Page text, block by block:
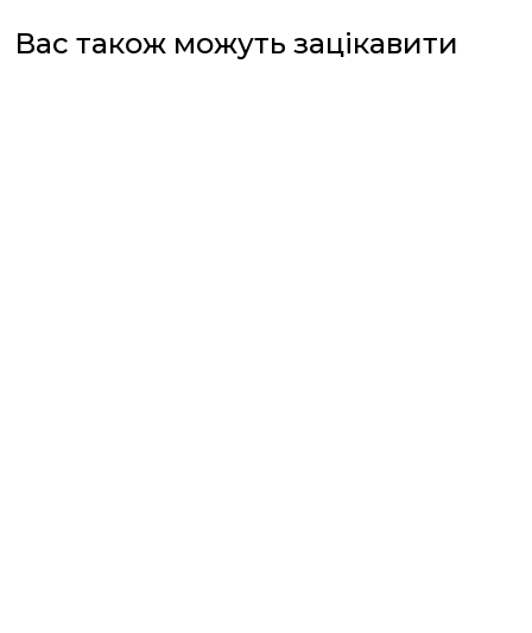
Вас також можуть зацікавити